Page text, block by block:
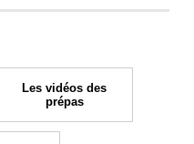
Les vidéos des
prépas